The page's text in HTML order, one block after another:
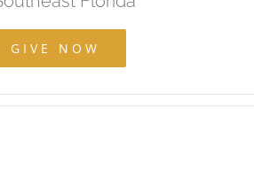
GIVE NOW